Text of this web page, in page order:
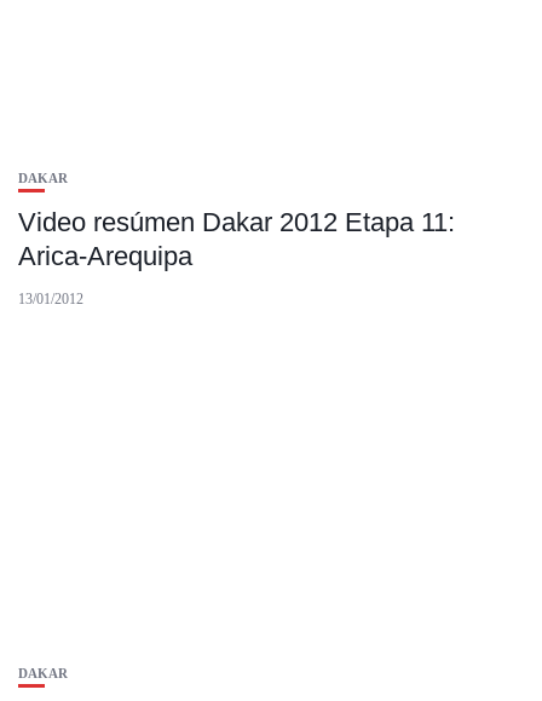
DAKAR
Video resúmen Dakar 2012 Etapa 11:
Arica-Arequipa
13/01/2012
DAKAR